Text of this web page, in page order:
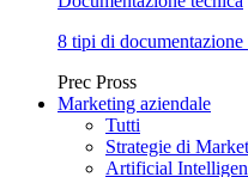
8 tipi di
Prec Pross
Marketing aziendale
Tutti
Strategie di
Artificial